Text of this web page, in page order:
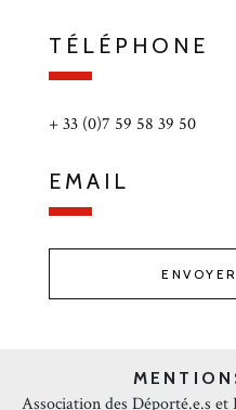
TÉLÉPHONE
+ 33 (0)7 59 58 39 50
EMAIL
Association des Déporté.e.s